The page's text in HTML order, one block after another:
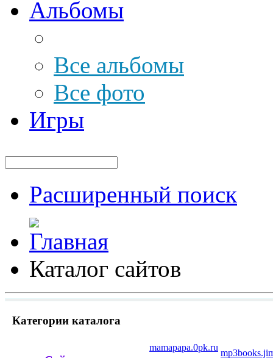
Альбомы
Все альбомы
Все фото
Игры
Расширенный поиск
Каталог сайтов
Категории каталога
mamapapa.0pk.ru